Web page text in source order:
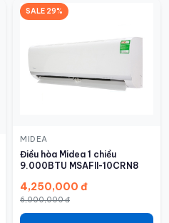
SALE 29%
MIDEA
Điều hòa Midea 1 chiều
9.000BTU MSAFII-10CRN8
4,250,000 đ
6,000,000 đ